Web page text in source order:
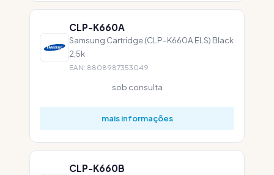
CLP-K660A
Samsung Cartridge (CLP-K660A ELS) Black
2,5k
EAN: 8808987353049
sob consulta
mais informações
CLP-K660B